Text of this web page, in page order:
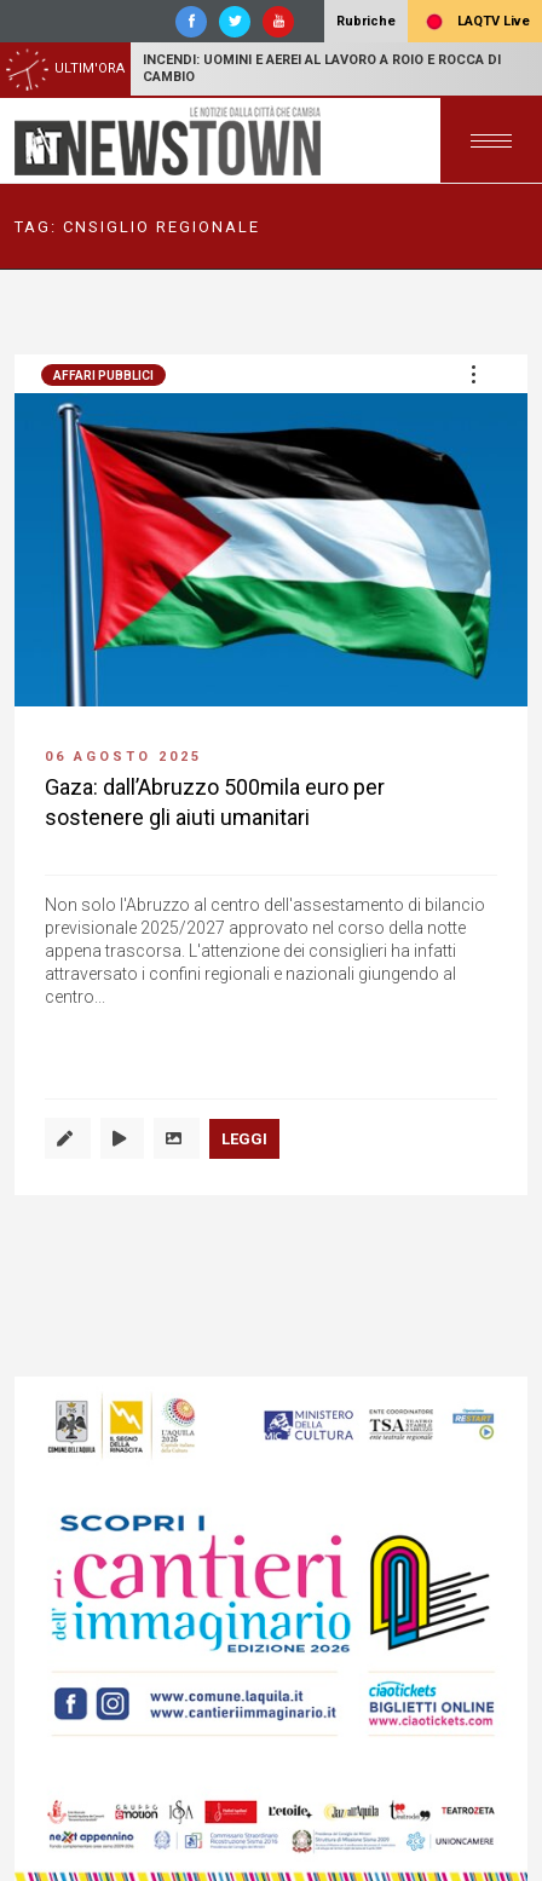
Rubriche LAQTV Live
ULTIM'ORA
INCENDI: UOMINI E AEREI AL LAVORO A ROIO E ROCCA DI
CAMBIO
TAG: CNSIGLIO REGIONALE
AFFARI PUBBLICI
06 AGOSTO 2025
Gaza: dall’Abruzzo 500mila euro per
sostenere gli aiuti umanitari
Non solo l'Abruzzo al centro dell'assestamento di bilancio
previsionale 2025/2027 approvato nel corso della notte
appena trascorsa. L'attenzione dei consiglieri ha infatti
attraversato i confini regionali e nazionali giungendo al
centro...
LEGGI